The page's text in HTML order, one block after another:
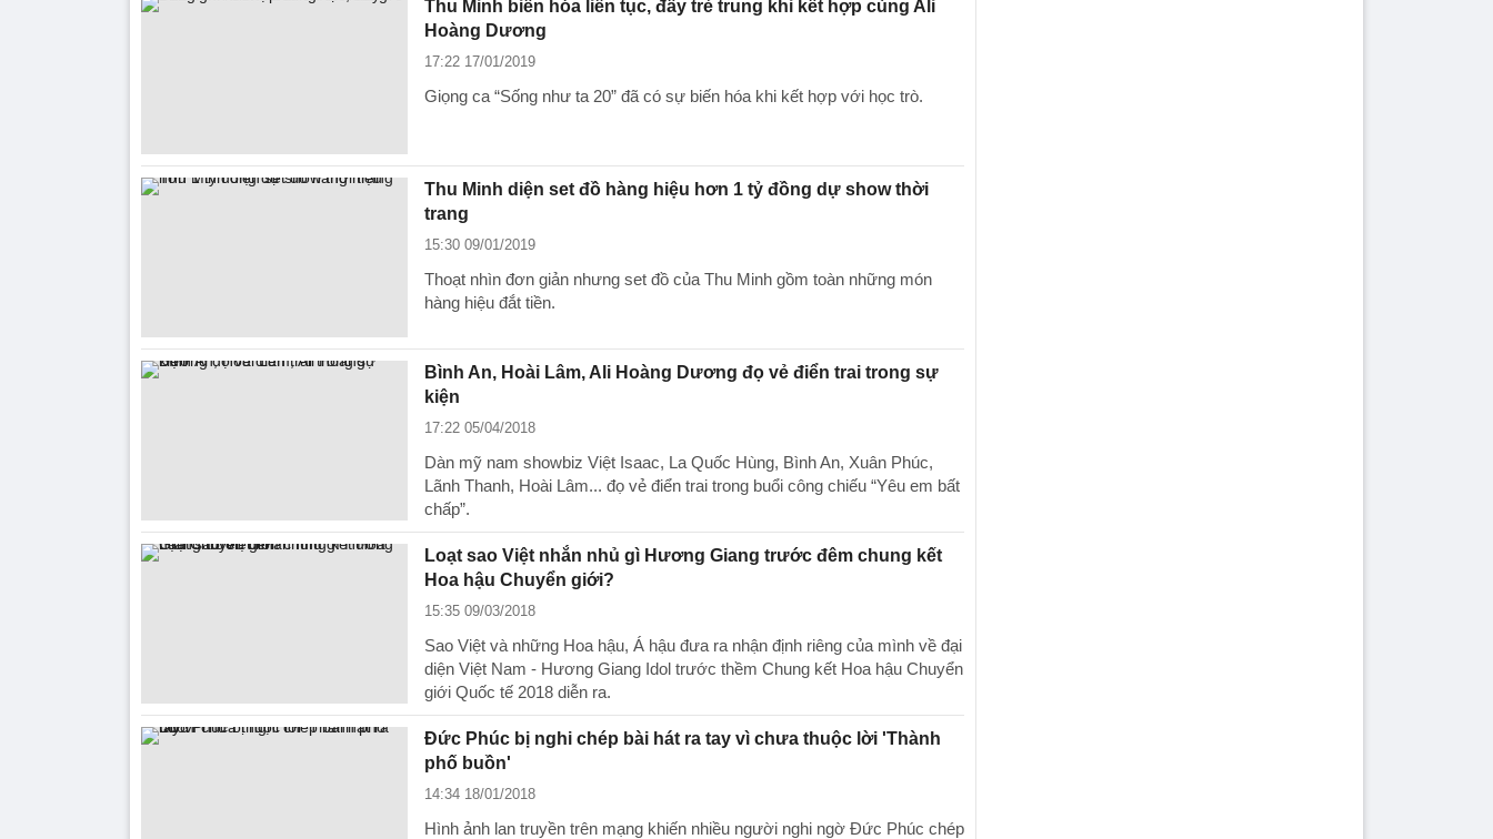
Thu Minh biến hóa liên tục, đầy trẻ trung khi kết hợp cùng Ali
Hoàng Dương
17:22 17/01/2019
Giọng ca “Sống như ta 20” đã có sự biến hóa khi kết hợp với học trò.
Thu Minh diện set đồ hàng hiệu hơn 1 tỷ đồng dự show thời
trang
15:30 09/01/2019
Thoạt nhìn đơn giản nhưng set đồ của Thu Minh gồm toàn những món
hàng hiệu đắt tiền.
Bình An, Hoài Lâm, Ali Hoàng Dương đọ vẻ điển trai trong sự
kiện
17:22 05/04/2018
Dàn mỹ nam showbiz Việt Isaac, La Quốc Hùng, Bình An, Xuân Phúc,
Lãnh Thanh, Hoài Lâm... đọ vẻ điển trai trong buổi công chiếu “Yêu em bất
chấp”.
Loạt sao Việt nhắn nhủ gì Hương Giang trước đêm chung kết
Hoa hậu Chuyển giới?
15:35 09/03/2018
Sao Việt và những Hoa hậu, Á hậu đưa ra nhận định riêng của mình về đại
diện Việt Nam - Hương Giang Idol trước thềm Chung kết Hoa hậu Chuyển
giới Quốc tế 2018 diễn ra.
Đức Phúc bị nghi chép bài hát ra tay vì chưa thuộc lời 'Thành
phố buồn'
14:34 18/01/2018
Hình ảnh lan truyền trên mạng khiến nhiều người nghi ngờ Đức Phúc chép